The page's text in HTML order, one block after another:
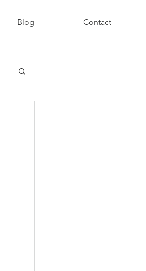
Blog Contact